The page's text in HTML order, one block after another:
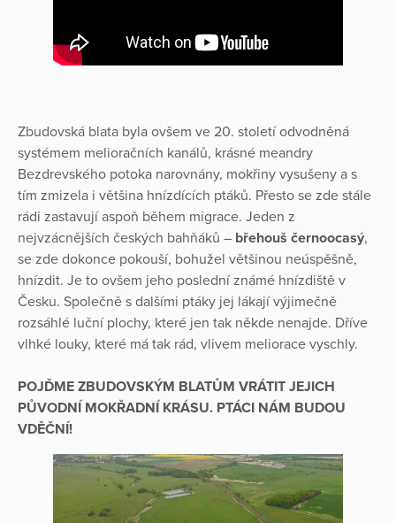
Zbudovská blata byla ovšem ve 20. století odvodněná
systémem melioračních kanálů, krásné meandry
Bezdrevského potoka narovnány, mokřiny vysušeny a s
tím zmizela i většina hnízdících ptáků. Přesto se zde stále
rádi zastavují aspoň během migrace. Jeden z
nejvzácnějších českých bahňáků – břehouš černoocasý,
se zde dokonce pokouší, bohužel většinou neúspěšně,
hnízdit. Je to ovšem jeho poslední známé hnízdiště v
Česku. Společně s dalšími ptáky jej lákají výjimečně
rozsáhlé luční plochy, které jen tak někde nenajde. Dříve
vlhké louky, které má tak rád, vlivem meliorace vyschly.
POJĎME ZBUDOVSKÝM BLATŮM VRÁTIT JEJICH
PŮVODNÍ MOKŘADNÍ KRÁSU. PTÁCI NÁM BUDOU
VDĚČNÍ!